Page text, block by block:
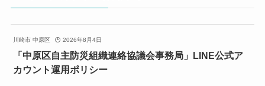
川崎市 中原区 2026年8月4日
「中原区自主防災組織連絡協議会事務局」LINE公式ア
カウント運用ポリシー